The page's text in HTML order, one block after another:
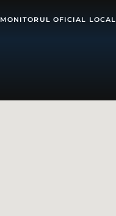
MONITORUL OFICIAL LOCAL